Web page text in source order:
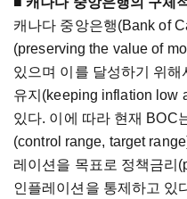
캐나다 중앙은행(Bank of
(preserving the value of
있으며 이를 달성하기 위해
유지(keeping inflation low
있다. 이에 따라 현재 BOC
(control range, target
레이션을 목표로 정책금리
인플레이션을 통제하고 있